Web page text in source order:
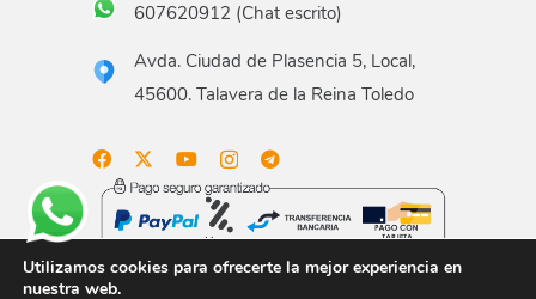
607620912 (Chat escrito)
Avda. Ciudad de Plasencia 5, Local,
45600. Talavera de la Reina Toledo
Utilizamos cookies para ofrecerte la mejor experiencia en
nuestra web.